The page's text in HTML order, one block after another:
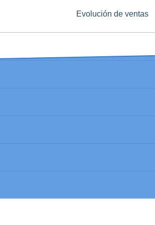
Evolución de ventas